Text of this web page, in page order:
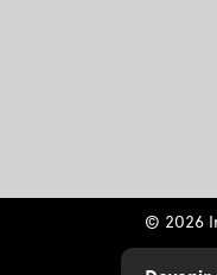
© 2026